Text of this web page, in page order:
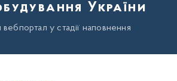
України
у стадії наповнення